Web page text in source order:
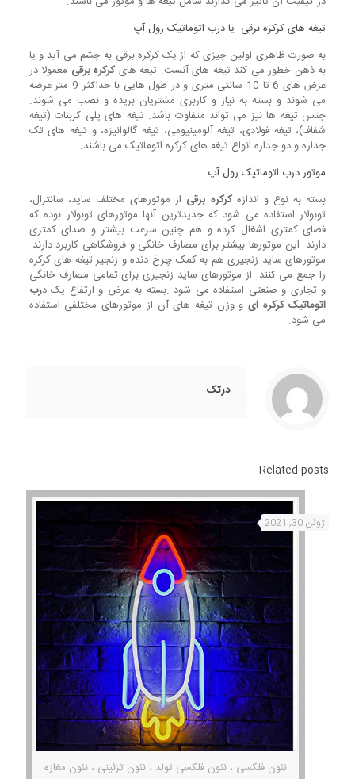
تیغه های کرکره برقی یا درب اتوماتیک رول آپ
به صورت ظاهری اولین چیزی که از یک کرکره برقی به چشم می آید و یا
به ذهن خطور می کند تیغه های آنست. تیغه هایکرکره برقی معمولا در
عرض های 6 تا 10 سانتی متری و در طول هایی با حداکثر 9 متر عرضه
می شوند و بسته به نیاز و کاربری مشتریان بریده و نصب می شوند.
جنس تیغه ها نیز می تواند متفاوت باشد. تیغه های پلی کربنات (تیغه
شفاف)، تیغه فولادی، تیغه آلومینیومی، تیغه گالوانیزه، و تیغه های تک
جداره و دو جداره انواع تیغه های کرکره اتوماتیک می باشند.
موتور درب اتوماتیک رول آپ
بسته به نوع و اندازه کرکره برقی از موتورهای مختلف ساید، سانترال،
توبولار استفاده می شود که جدیدترین آنها موتورهای توبولار بوده که
فضای کمتری اشغال کرده و هم چنین سرعت بیشتر و صدای کمتری
دارند. این موتورها بیشتر برای مصارف خانگی و فروشگاهی کاربرد دارند.
موتورهای ساید زنجیری هم به کمک چرخ دنده و زنجیر تیغه های کرکره
را جمع می کنند. از موتورهای ساید زنجیری برای تمامی مصارف خانگی
و تجاری و صنعتی استفاده می شود .بسته به عرض و ارتفاع یک درب
اتوماتیک کرکره ای و وزن تیغه های آن از موتورهای مختلفی استفاده
می شود.
درتک
Related posts
نئون فلکسی ، نئون فلکسی تولد ، نئون تزئینی ، نئون مغازه
ژوئن 30, 2021